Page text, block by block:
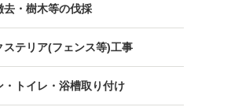
去・樹木等の伐採
ステリア(フェンス等)工事
・トイレ・浴槽取り付け